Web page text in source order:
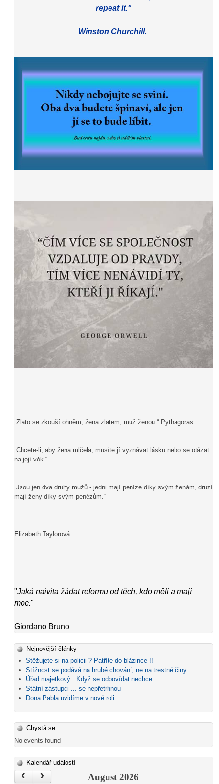
repeat it."
Winston Churchill.
„Zlato se zkouší ohněm, žena zlatem, muž ženou.“ Pythagoras
„Chcete-li, aby žena mlčela, musíte jí vyznávat lásku nebo se otázat
na její věk.“
„Jsou jen dva druhy mužů - jedni mají peníze díky svým ženám, druzí
mají ženy díky svým penězům.“
Elizabeth Taylorová
"Jaká naivita žádat reformu od těch, kdo měli a mají
moc."
Giordano Bruno
Nejnovější články
Stěžujete si na policii ? Patříte do blázince !!
Stížnost se podává na hrubé chování, ne na trestné činy
Úřad majetkový : Když se odpovídat nechce...
Státní zástupci ... se nepřetrhnou
Dona Pabla uvidíme v nové roli
Chystá se
No events found
Kalendář událostí
‹ › August 2026